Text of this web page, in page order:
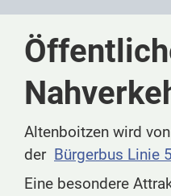
Altenboitzen wird
der Bürgerbus Linie
Eine besondere